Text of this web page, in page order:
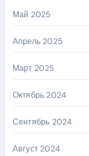
Май 2025
Апрель 2025
Март 2025
Октябрь 2024
Сентябрь 2024
Август 2024